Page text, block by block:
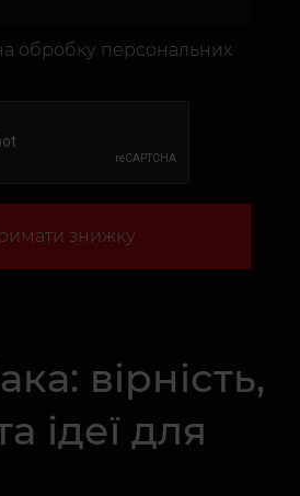
обробку персональних
знижку
вірність,
ідеї для